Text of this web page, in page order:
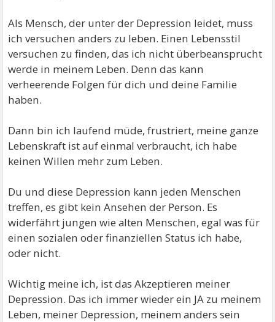
Als Mensch, der unter der Depression leidet, muss
ich versuchen anders zu leben. Einen Lebensstil
versuchen zu finden, das ich nicht überbeansprucht
werde in meinem Leben. Denn das kann
verheerende Folgen für dich und deine Familie
haben.
Dann bin ich laufend müde, frustriert, meine ganze
Lebenskraft ist auf einmal verbraucht, ich habe
keinen Willen mehr zum Leben.
Du und diese Depression kann jeden Menschen
treffen, es gibt kein Ansehen der Person. Es
widerfährt jungen wie alten Menschen, egal was für
einen sozialen oder finanziellen Status ich habe,
oder nicht.
Wichtig meine ich, ist das Akzeptieren meiner
Depression. Das ich immer wieder ein JA zu meinem
Leben, meiner Depression, meinem anders sein